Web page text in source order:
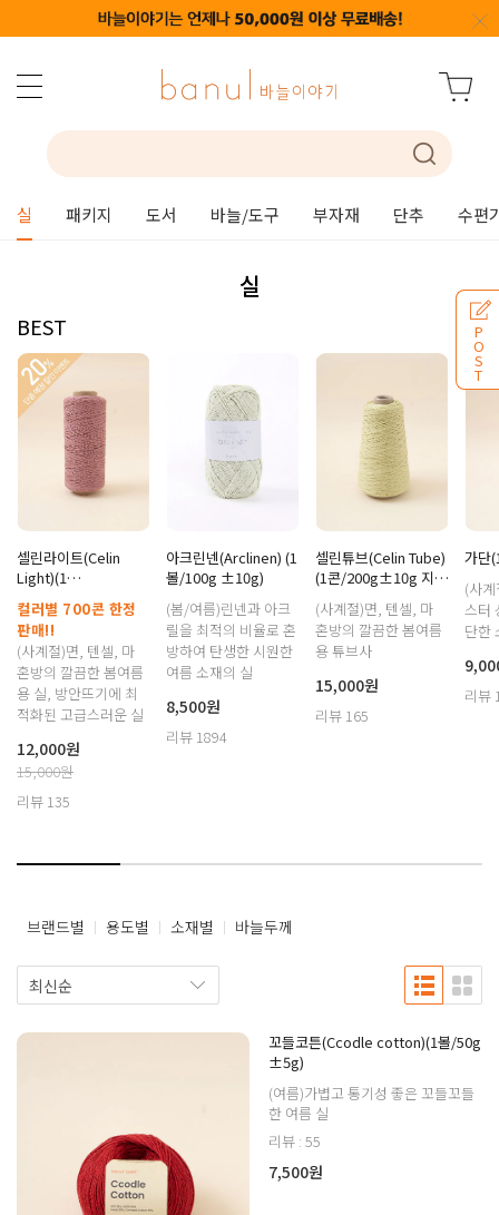
실 패키지 도서 바늘/도구 부자재 단추 수편
P
O
S
T
실
BEST
셀린라이트(Celin
Light)(1
볼/200g±10g 지관제
외) 한정수량판매
컬러별 700콘 한정
판매!!
(사계절)면, 텐셀, 마
혼방의 깔끔한 봄여름
용 실, 방안뜨기에 최
적화된 고급스러운 실
12,000원
15,000원
리뷰 135
아크린넨(Arclinen) (1
볼/100g ±10g)
(봄/여름)린넨과 아크
릴을 최적의 비율로 혼
방하여 탄생한 시원한
여름 소재의 실
8,500원
리뷰 1894
셀린튜브(Celin Tube)
(1콘/200g±10g 지관
제외)
(사계절)면, 텐셀, 마
혼방의 깔끔한 봄여름
용 튜브사
15,000원
리뷰 165
가단
(사
스터
단한
리뷰
브랜드별 용도별 소재별 바늘두께
꼬들코튼(Ccodle cotton)(1볼/50g
±5g)
(여름)가볍고 통기성 좋은 꼬들꼬들
한 여름 실
리뷰 : 55
7,500원